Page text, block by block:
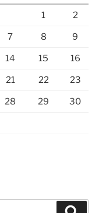
1 2
7 8 9
14 15 16
21 22 23
28 29 30